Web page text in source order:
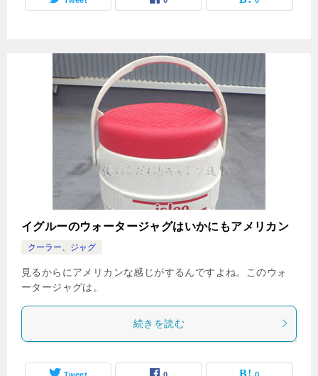
イグルーのウォータージャグはいかにもアメリカン
クーラー、ジャグ
見るからにアメリカンな感じがするんですよね。このウォ
ータージャグは。
続きを読む